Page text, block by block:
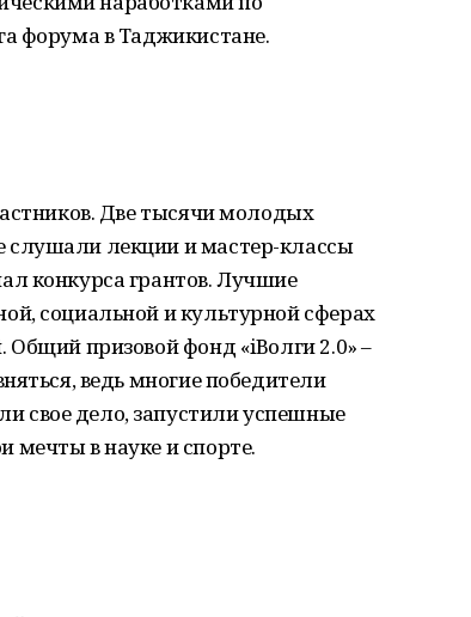
форума в Таджикистане.
Две тысячи молодых
слушали лекции и мастер-классы
конкурса грантов. Лучшие
социальной и культурной сферах
Общий призовой фонд «iВолги 2.0» –
ведь многие победители
свое дело, запустили успешные
мечты в науке и спорте.